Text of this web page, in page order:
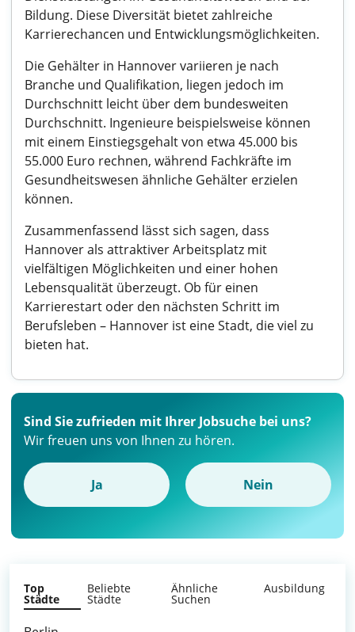
Bildung. Diese Diversität bietet zahlreiche
Karrierechancen und Entwicklungsmöglichkeiten.
Die Gehälter in Hannover variieren je nach
Branche und Qualifikation, liegen jedoch im
Durchschnitt leicht über dem bundesweiten
Durchschnitt. Ingenieure beispielsweise können
mit einem Einstiegsgehalt von etwa 45.000 bis
55.000 Euro rechnen, während Fachkräfte im
Gesundheitswesen ähnliche Gehälter erzielen
können.
Zusammenfassend lässt sich sagen, dass
Hannover als attraktiver Arbeitsplatz mit
vielfältigen Möglichkeiten und einer hohen
Lebensqualität überzeugt. Ob für einen
Karrierestart oder den nächsten Schritt im
Berufsleben – Hannover ist eine Stadt, die viel zu
bieten hat.
Sind Sie zufrieden mit Ihrer Jobsuche bei uns?
Wir freuen uns von Ihnen zu hören.
Ja Nein
Top
Städte
Beliebte
Städte
Ähnliche
Suchen
Ausbildung